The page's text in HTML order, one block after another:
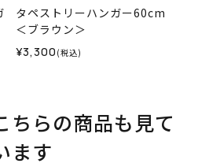
タペストリーハンガー60cm
＜ブラウン＞
¥3,300 (税込)
ちらの商品も見て
ます